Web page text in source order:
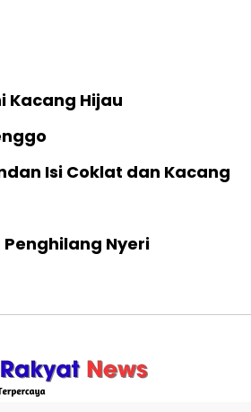
Kacang Hijau
Isi Coklat dan Kacang
Nyeri